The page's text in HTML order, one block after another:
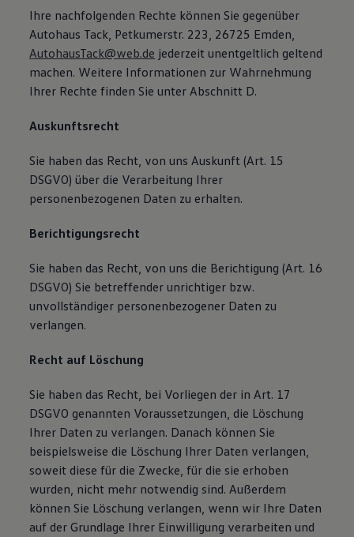
Ihre nachfolgenden Rechte können Sie gegenüber
Autohaus Tack, Petkumerstr. 223, 26725 Emden,
AutohausTack@web.de jederzeit unentgeltlich geltend
machen. Weitere Informationen zur Wahrnehmung
Ihrer Rechte finden Sie unter Abschnitt D.
Auskunftsrecht
Sie haben das Recht, von uns Auskunft (Art. 15
DSGVO) über die Verarbeitung Ihrer
personenbezogenen Daten zu erhalten.
Berichtigungsrecht
Sie haben das Recht, von uns die Berichtigung (Art. 16
DSGVO) Sie betreffender unrichtiger bzw.
unvollständiger personenbezogener Daten zu
verlangen.
Recht auf Löschung
Sie haben das Recht, bei Vorliegen der in Art. 17
DSGVO genannten Voraussetzungen, die Löschung
Ihrer Daten zu verlangen. Danach können Sie
beispielsweise die Löschung Ihrer Daten verlangen,
soweit diese für die Zwecke, für die sie erhoben
wurden, nicht mehr notwendig sind. Außerdem
können Sie Löschung verlangen, wenn wir Ihre Daten
auf der Grundlage Ihrer Einwilligung verarbeiten und